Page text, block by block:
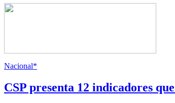
Nacional*
CSP presenta 12 indicadores